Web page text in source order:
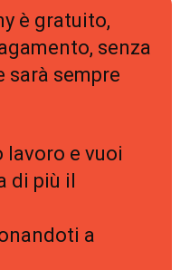
è gratuito,
senza
sarà sempre
lavoro e vuoi
di più il
a